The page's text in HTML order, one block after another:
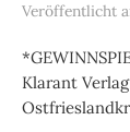
Veröffentlicht
Klarant